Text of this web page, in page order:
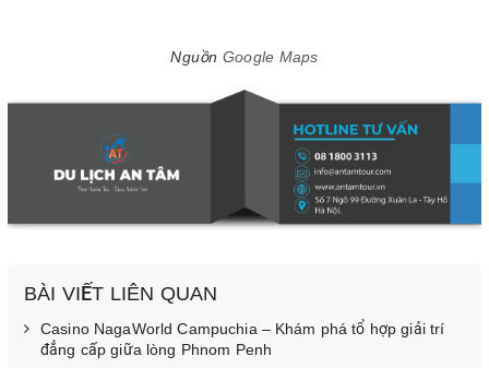
Nguồn Google Maps
BÀI VIẾT LIÊN QUAN
Casino NagaWorld Campuchia – Khám phá tổ hợp giải trí
đẳng cấp giữa lòng Phnom Penh